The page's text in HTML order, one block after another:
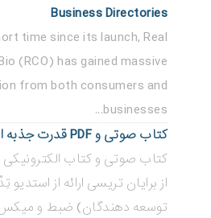
Business Directories
time since its launch, Real
(RCO) has gained massive
from both consumers and
businesses...
کتاب صوتی و PDF قدرت جذبه از برایان تریسی
از برایان تریسی ارائه از
توسعه دهندگان) ضبط و